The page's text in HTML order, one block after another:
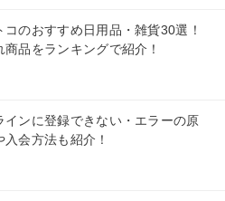
コのおすすめ日用品・雑貨30選！
品をランキングで紹介！
インに登録できない・エラーの原
会方法も紹介！